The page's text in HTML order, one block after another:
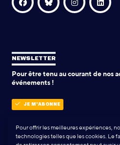
Pour offrir les meilleures expériences,
technologies telles que les cookies. Le
NEWSLETTER
Pour être tenu au courant de nos
événements !
JE M'ABONNE
POLITIQUE DE CONFIDENTIALITÉ